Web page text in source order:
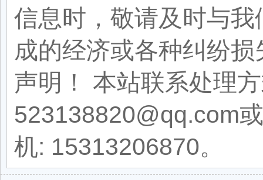
信息时，敬请及时与
成的经济或各种纠纷
声明！ 本站联系处理
523138820@qq.com
机: 15313206870。